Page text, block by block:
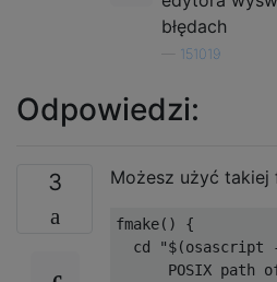
błędach
151019
Odpowiedzi:
3 Możesz użyć takiej
fmake() {
cd "$(osascript
POSIX path